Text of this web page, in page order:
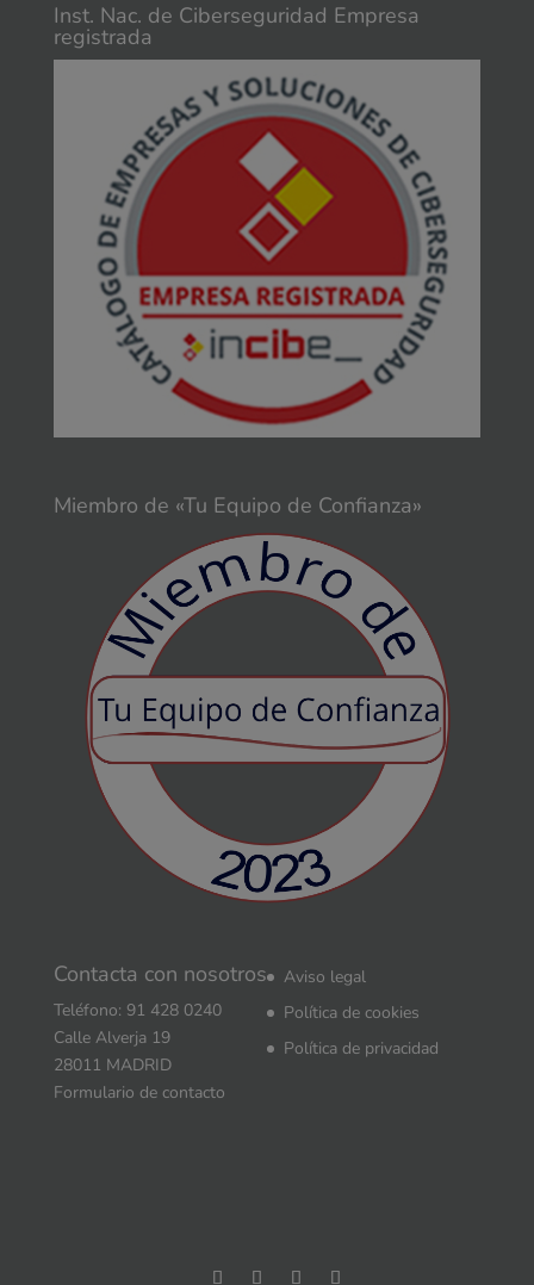
Inst. Nac. de Ciberseguridad Empresa
registrada
Miembro de «Tu Equipo de Confianza»
Contacta con nosotros
Teléfono: 91 428 0240
Calle Alverja 19
28011 MADRID
Formulario de contacto
Aviso legal
Política de cookies
Política de privacidad